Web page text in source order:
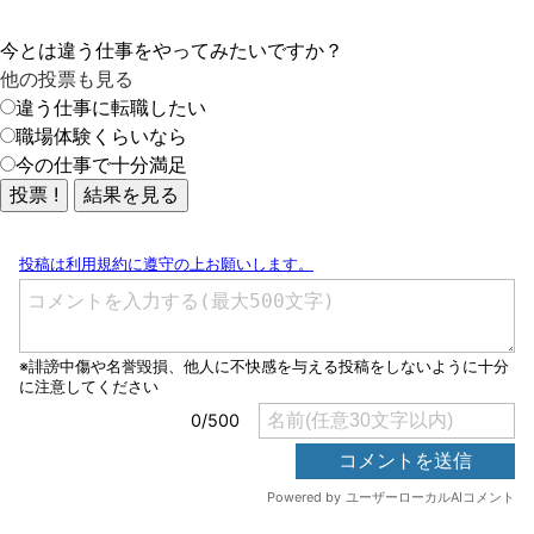
今とは違う仕事をやってみたいですか？
他の投票も見る
違う仕事に転職したい
職場体験くらいなら
今の仕事で十分満足